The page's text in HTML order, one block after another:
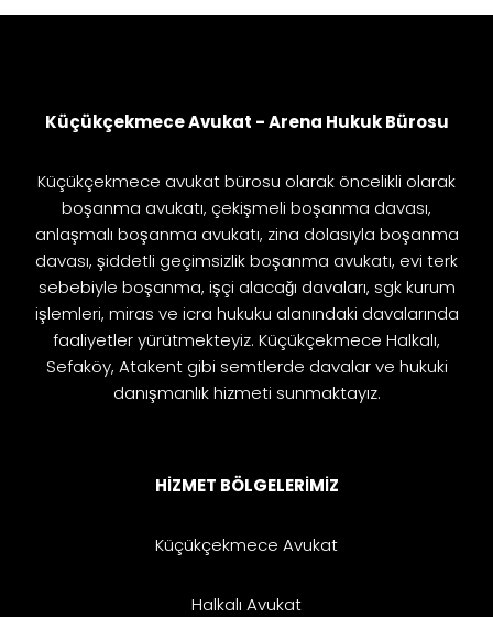
Küçükçekmece Avukat - Arena Hukuk Bürosu
Küçükçekmece avukat bürosu olarak öncelikli olarak
boşanma avukatı, çekişmeli boşanma davası,
anlaşmalı boşanma avukatı, zina dolasıyla boşanma
davası, şiddetli geçimsizlik boşanma avukatı, evi terk
sebebiyle boşanma, işçi alacağı davaları, sgk kurum
işlemleri, miras ve icra hukuku alanındaki davalarında
faaliyetler yürütmekteyiz. Küçükçekmece Halkalı,
Sefaköy, Atakent gibi semtlerde davalar ve hukuki
danışmanlık hizmeti sunmaktayız.
HİZMET BÖLGELERİMİZ
Küçükçekmece Avukat
Halkalı Avukat